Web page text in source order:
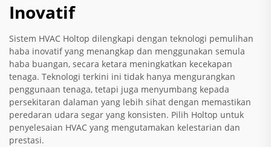
Inovatif
Sistem HVAC Holtop dilengkapi dengan teknologi pemulihan
haba inovatif yang menangkap dan menggunakan semula
haba buangan, secara ketara meningkatkan kecekapan
tenaga. Teknologi terkini ini tidak hanya mengurangkan
penggunaan tenaga, tetapi juga menyumbang kepada
persekitaran dalaman yang lebih sihat dengan memastikan
peredaran udara segar yang konsisten. Pilih Holtop untuk
penyelesaian HVAC yang mengutamakan kelestarian dan
prestasi.